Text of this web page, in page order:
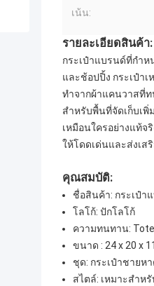
เน้น:
รายละเอียดสินค้า:
กระเป๋าแบรนด์ที่กำห
และช้อปปิ้ง กระเป๋า
ทำจากผ้าแคนวาสที่
สำหรับพื้นที่จัดเก็บเ
เหมือนใครอย่างแท้
ให้โดดเด่นและส่งเ
คุณสมบัติ:
ชื่อสินค้า: กระเป๋า
โลโก้: ปักโลโก้
ความทนทาน:
ขนาด : 24 x 20 x
ชุด: กระเป๋าชายห
สไตล์: เหมาะสำห